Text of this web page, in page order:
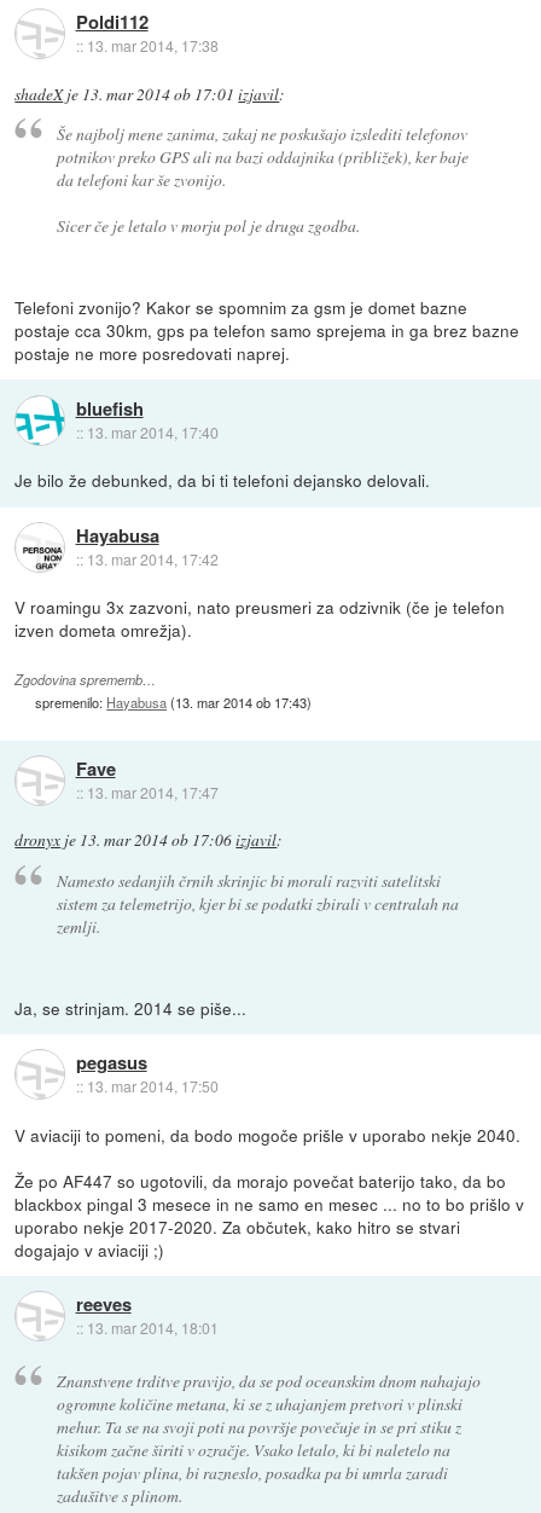
Poldi112
:: 13. mar 2014, 17:38
shadeXje 13. mar 2014 ob 17:01 izjavil:
Še najbolj mene zanima, zakaj ne poskušajo izslediti telefonov
potnikov preko GPS ali na bazi oddajnika (približek), ker baje
da telefoni kar še zvonijo.
Sicer če je letalo v morju pol je druga zgodba.
Telefoni zvonijo? Kakor se spomnim za gsm je domet bazne
postaje cca 30km, gps pa telefon samo sprejema in ga brez bazne
postaje ne more posredovati naprej.
bluefish
:: 13. mar 2014, 17:40
Je bilo že debunked, da bi ti telefoni dejansko delovali.
Hayabusa
:: 13. mar 2014, 17:42
V roamingu 3x zazvoni, nato preusmeri za odzivnik (če je telefon
izven dometa omrežja).
Zgodovina sprememb…
spremenilo: Hayabusa(13. mar 2014 ob 17:43)
Fave
:: 13. mar 2014, 17:47
dronyx je 13. mar 2014 ob 17:06izjavil:
Namesto sedanjih črnih skrinjic bi morali razviti satelitski
sistem za telemetrijo, kjer bi se podatki zbirali v centralah na
zemlji.
Ja, se strinjam. 2014 se piše...
pegasus
:: 13. mar 2014, 17:50
V aviaciji to pomeni, da bodo mogoče prišle v uporabo nekje 2040.
Že po AF447 so ugotovili, da morajo povečat baterijo tako, da bo
blackbox pingal 3 mesece in ne samo en mesec ... no to bo prišlo v
uporabo nekje 2017-2020. Za občutek, kako hitro se stvari
dogajajo v aviaciji ;)
reeves
:: 13. mar 2014, 18:01
Znanstvene trditve pravijo, da se pod oceanskim dnom nahajajo
ogromne količine metana, ki se z uhajanjem pretvori v plinski
mehur. Ta se na svoji poti na površje povečuje in se pri stiku z
kisikom začne širiti v ozračje. Vsako letalo, ki bi naletelo na
takšen pojav plina, bi razneslo, posadka pa bi umrla zaradi
zadušitve s plinom.